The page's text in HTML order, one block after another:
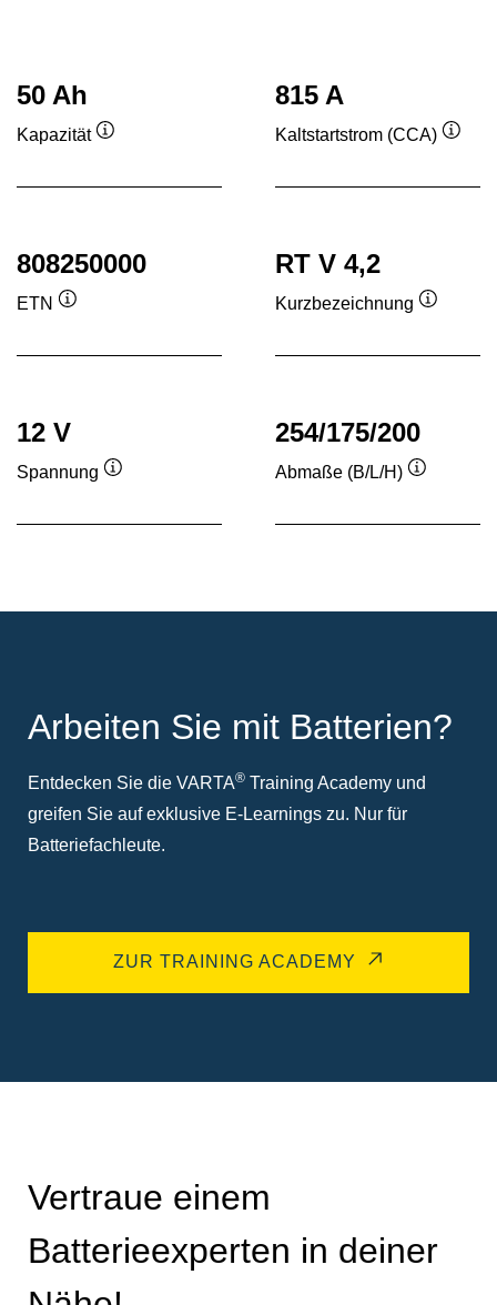
50 Ah
Kapazität
815 A
Kaltstartstrom (CCA)
808250000
ETN
RT V 4,2
Kurzbezeichnung
12 V
Spannung
254/175/200
Abmaße (B/L/H)
Arbeiten Sie mit Batterien?
Entdecken Sie die VARTA® Training Academy und
greifen Sie auf exklusive E-Learnings zu. Nur für
Batteriefachleute.
ZUR TRAINING ACADEMY
Vertraue einem
Batterieexperten in deiner